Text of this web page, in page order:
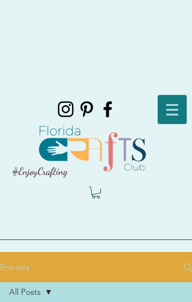
#EnjoyCrafting
Entrada
All Posts